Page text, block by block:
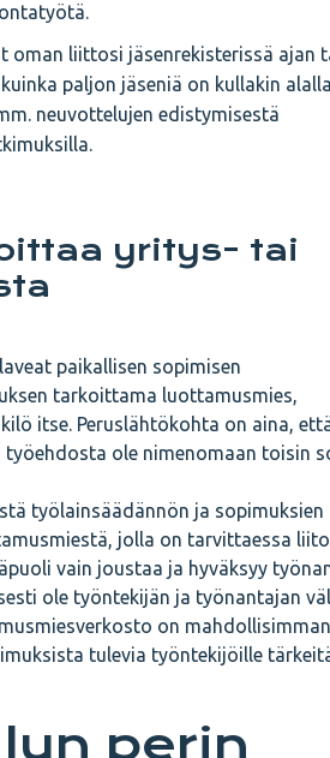
liittosi jäsenrekisterissä ajan
paljon jäseniä on kullakin
neuvottelujen edistymisestä
yritys- tai
paikallisen sopimisen
tarkoittama luottamusmies,
itse. Peruslähtökohta on aina,
ole nimenomaan toisin
työlainsäädännön ja sopimuksien
jolla on tarvittaessa
vain joustaa ja hyväksyy
ole työntekijän ja työnantajan
on mahdollisimman
tulevia työntekijöille
perin